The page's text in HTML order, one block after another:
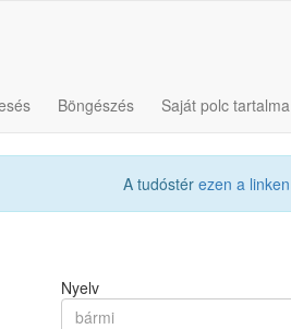
Böngészés Saját polc tartalma
A tudóstér ezen a linken
Nyelv
bármi